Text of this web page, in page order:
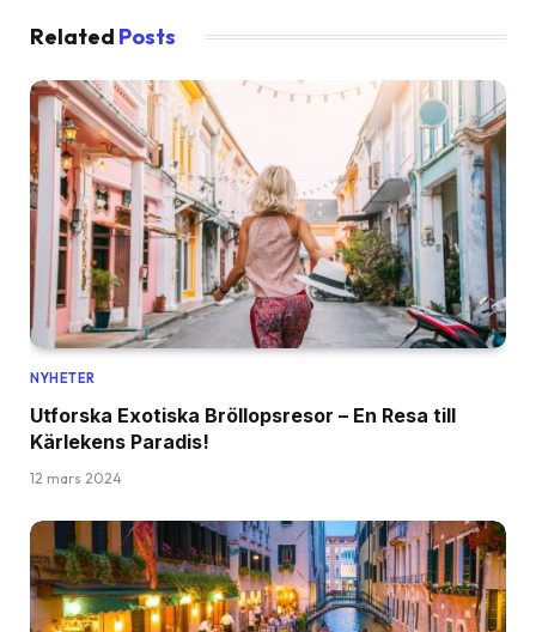
Related Posts
NYHETER
Utforska Exotiska Bröllopsresor – En Resa till
Kärlekens Paradis!
12 mars 2024